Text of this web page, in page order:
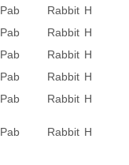
Pab Rabbit H
Pab Rabbit H
Pab Rabbit H
Pab Rabbit H
Pab Rabbit H
Pab Rabbit H